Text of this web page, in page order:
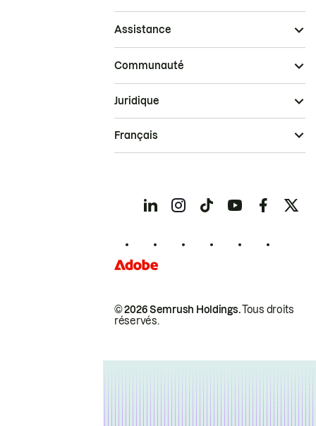
Assistance
Communauté
© 2026 Semrush Holdings.Tous droits
réservés.
Juridique
Français